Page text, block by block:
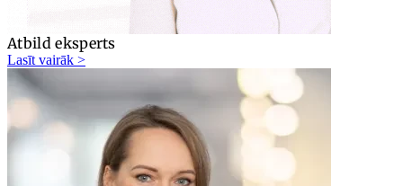
Atbild eksperts
Lasīt vairāk >